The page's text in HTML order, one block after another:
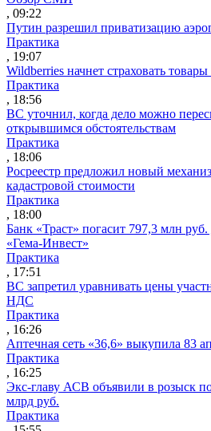
, 09:22
Путин разрешил приватизацию
Практика
, 19:07
Wildberries начнет страховать
Практика
, 18:56
ВС уточнил, когда дело можно
открывшимся обстоятельствам
Практика
, 18:06
Росреестр предложил новый
кадастровой стоимости
Практика
, 18:00
Банк «Траст» погасит 797,3 млн
«Гема-Инвест»
Практика
, 17:51
ВС запретил уравнивать цены
НДС
Практика
, 16:26
Аптечная сеть «36,6» выкупила 83
Практика
, 16:25
Экс-главу АСВ объявили в розыск
млрд руб.
Практика